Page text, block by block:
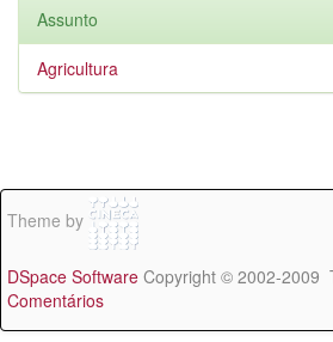
Assunto
Agricultura
Theme by
DSpace Software Copyright © 2002-2009
Comentários